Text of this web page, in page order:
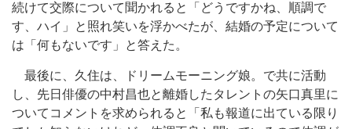
続けて交際について聞かれると「どうですかね、順調で
す、ハイ」と照れ笑いを浮かべたが、結婚の予定について
は「何もないです」と答えた。
最後に、久住は、ドリームモーニング娘。で共に活動
し、先日俳優の中村昌也と離婚したタレントの矢口真里に
ついてコメントを求められると「私も報道に出ている限り